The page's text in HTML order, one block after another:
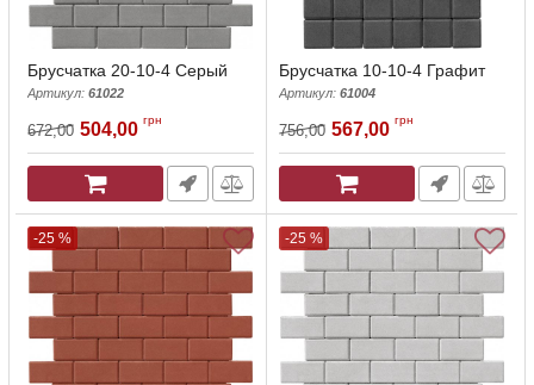
Брусчатка 20-10-4 Серый
Артикул: 61022
672,00 504,00 грн
Брусчатка 10-10-4 Графит
Артикул: 61004
756,00 567,00 грн
-25 % -25 %